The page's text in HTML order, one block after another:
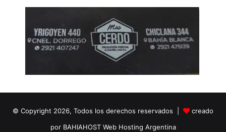
© Copyright 2026, Todos los derechos reservados |
creado
por BAHIAHOST Web Hosting Argentina